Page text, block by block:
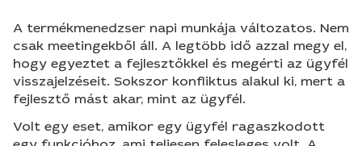
A termékmenedzser napi munkája változatos. Nem
csak meetingekből áll. A legtöbb idő azzal megy el,
hogy egyeztet a fejlesztőkkel és megérti az ügyfél
visszajelzéseit. Sokszor konfliktus alakul ki, mert a
fejlesztő mást akar, mint az ügyfél.
Volt egy eset, amikor egy ügyfél ragaszkodott